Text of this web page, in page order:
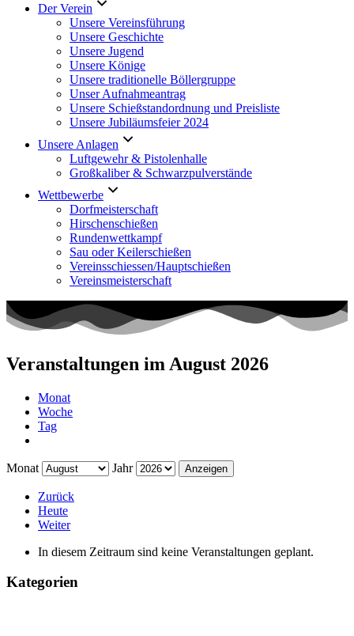
Der Verein
Unsere Vereinsführung
Unsere Geschichte
Unsere Jugend
Unsere Könige
Unsere traditionelle Böllergruppe
Unser Aufnahmeantrag
Unsere Schießstandordnung und Preisliste
Unsere Jubiläumsfeier 2024
Unsere Anlagen
Luftgewehr & Pistolenhalle
Großkaliber & Schwarzpulverstände
Wettbewerbe
Dorfmeisterschaft
Hirschenschießen
Rundenwettkampf
Sau oder Keilerschießen
Vereinsschiessen/Hauptschießen
Vereinsmeisterschaft
Veranstaltungen im August 2026
Monat
Woche
Tag
Monat Jahr
Zurück
Heute
Weiter
In diesem Zeitraum sind keine Veranstaltungen geplant.
Kategorien